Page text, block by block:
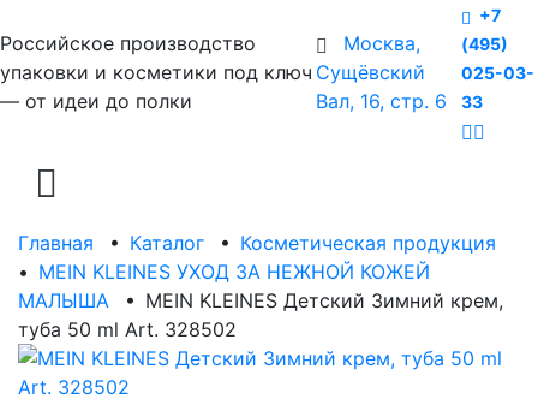
Российское производство
упаковки и косметики под ключ
— от идеи до полки
Москва,
Сущёвский
Вал, 16, стр. 6
+7
(495)
025-03-
33
Главная • Каталог • Косметическая продукция
• MEIN KLEINES УХОД ЗА НЕЖНОЙ КОЖЕЙ
МАЛЫША • MEIN KLEINES Детский Зимний крем,
туба 50 ml Art. 328502